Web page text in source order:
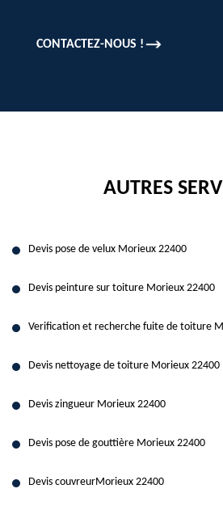
CONTACTEZ-NOUS !
AUTRES
Devis pose de velux Morieux 22400
Devis peinture sur toiture Morieux 22400
Verification et recherche fuite de toiture
Devis nettoyage de toiture Morieux 22400
Devis zingueur Morieux 22400
Devis pose de gouttière Morieux 22400
Devis couvreurMorieux 22400